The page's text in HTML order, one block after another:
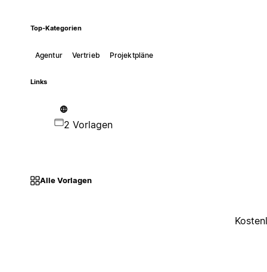
Top-Kategorien
Agentur Vertrieb Projektpläne
Links
2 Vorlagen
Alle Vorlagen